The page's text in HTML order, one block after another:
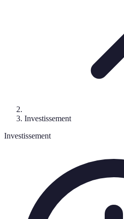
Investissement
Investissement